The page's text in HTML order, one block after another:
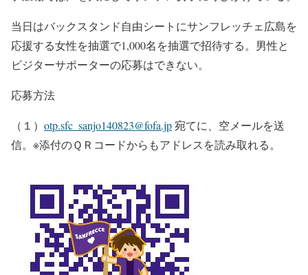
当日はバックスタンド自由シートにサンフレッチェ広島を
応援する女性を抽選で1,000名を抽選で招待する。男性と
ビジターサポーターの応募はできない。
応募方法
（１） otp.sfc_sanjo140823@fofa.jp宛てに、空メールを送
信。※添付のＱＲコードからもアドレスを読み取れる。